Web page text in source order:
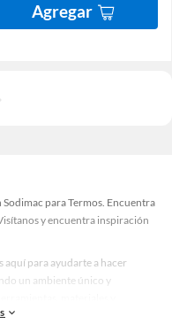
Agregar
para Termos. Encuentra
y encuentra inspiración
aquí para ayudarte a hacer
un ambiente único y
espacio más tú.